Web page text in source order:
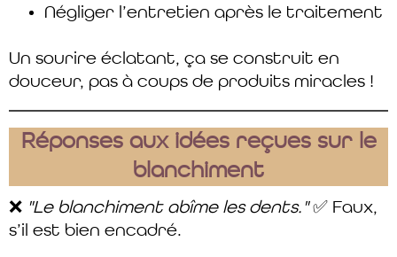
Négliger l’entretien après le traitement
Un sourire éclatant, ça se construit en
douceur, pas à coups de produits miracles !
Réponses aux idées reçues sur le
blanchiment
❌ "Le blanchiment abîme les dents."✅ Faux,
s’il est bien encadré.